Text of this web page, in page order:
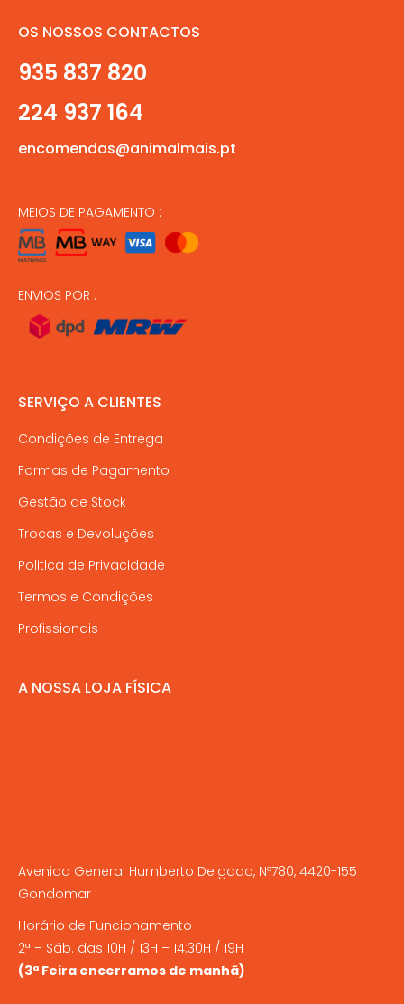
OS NOSSOS CONTACTOS
935 837 820
224 937 164
encomendas@animalmais.pt
MEIOS DE PAGAMENTO :
ENVIOS POR :
SERVIÇO A CLIENTES
Condições de Entrega
Formas de Pagamento
Gestão de Stock
Trocas e Devoluções
Politica de Privacidade
Termos e Condições
Profissionais
A NOSSA LOJA FÍSICA
Avenida General Humberto Delgado, Nº780, 4420-155
Gondomar
Horário de Funcionamento :
2ª – Sáb. das 10H / 13H – 14:30H / 19H
(3ª Feira encerramos de manhã)